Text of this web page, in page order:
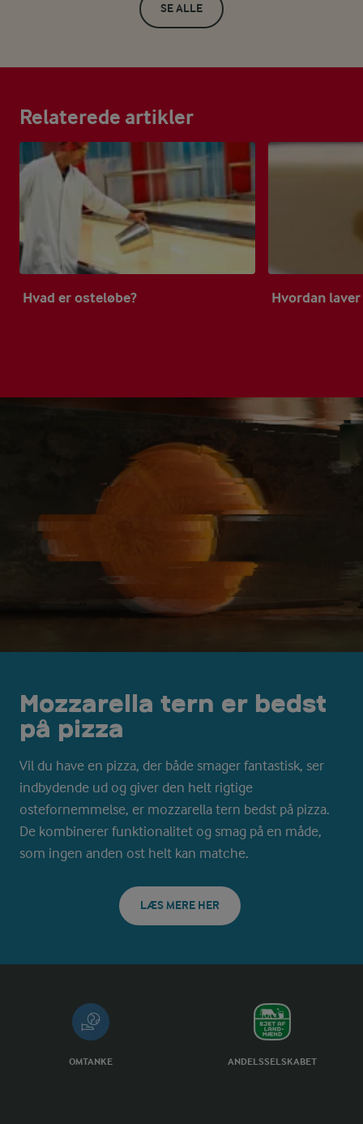
SE ALLE
Relaterede artikler
Hvad er osteløbe? Hvordan
Mozzarella tern er bedst
på pizza
Vil du have en pizza, der både smager fantastisk, ser
indbydende ud og giver den helt rigtige
ostefornemmelse, er mozzarella tern bedst på pizza.
De kombinerer funktionalitet og smag på en måde,
som ingen anden ost helt kan matche.
LÆS MERE HER
OMTANKE ANDELSSELSKABET